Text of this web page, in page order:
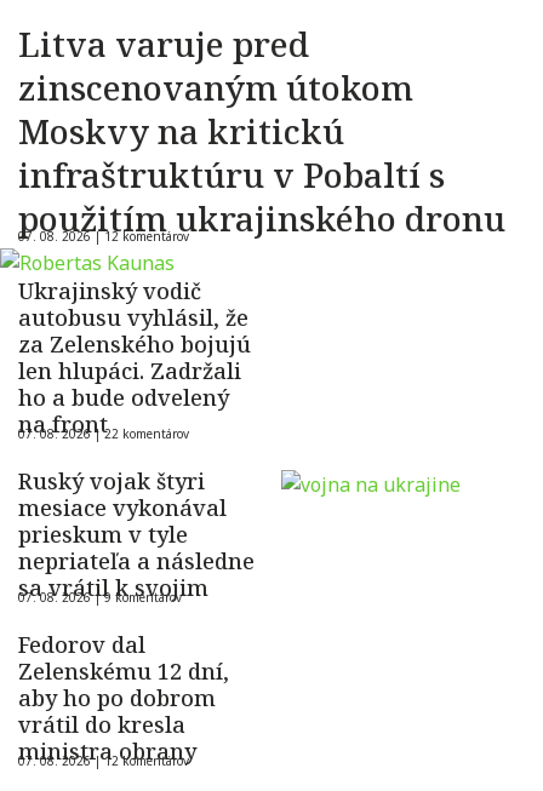
Litva varuje pred
zinscenovaným útokom
Moskvy na kritickú
infraštruktúru v Pobaltí s
použitím ukrajinského dronu
07. 08. 2026 |12 komentárov
Ukrajinský vodič
autobusu vyhlásil, že
za Zelenského bojujú
len hlupáci. Zadržali
ho a bude odvelený
na front
07. 08. 2026 |22 komentárov
Ruský vojak štyri
mesiace vykonával
prieskum v tyle
nepriateľa a následne
sa vrátil k svojim
07. 08. 2026 |9 komentárov
Fedorov dal
Zelenskému 12 dní,
aby ho po dobrom
vrátil do kresla
ministra obrany
07. 08. 2026 |12 komentárov